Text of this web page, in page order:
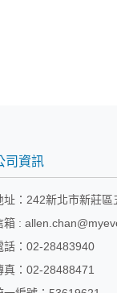
司資訊
址： 242新北市新莊
箱 :
話：02-28483940
真：02-28488471